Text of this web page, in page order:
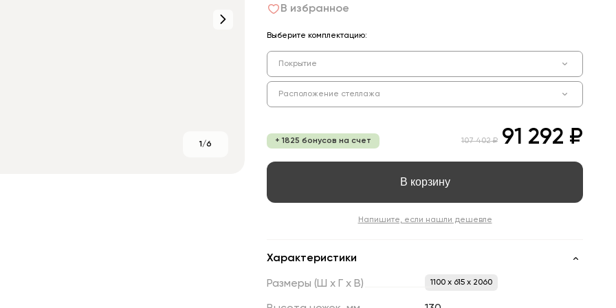
1/6
В избранное
Выберите комплектацию:
Покрытие
Расположение стеллажа
+ 1825 бонусов на счет 107 402 ₽ 91 292 ₽
В корзину
Напишите, если нашли дешевле
Характеристики
Размеры (Ш х Г х В) 1100 x 615 x 2060